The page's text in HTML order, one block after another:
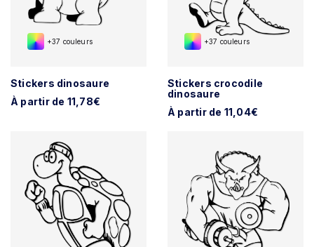
+37 couleurs
Stickers dinosaure
À partir de 11,78€
+37 couleurs
Stickers crocodile
dinosaure
À partir de 11,04€